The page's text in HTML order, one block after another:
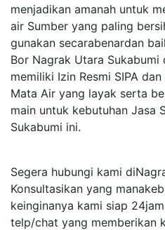
menjadikan amanah untuk
air Sumber yang paling
gunakan secarabenardan
Bor Nagrak Utara
memiliki Izin Resmi SIPA
Mata Air yang layak serta
main untuk kebutuhan Jasa
Sukabumi ini.
Segera hubungi kami
Konsultasikan yang
keinginanya kami siap
telp/chat yang memberikan